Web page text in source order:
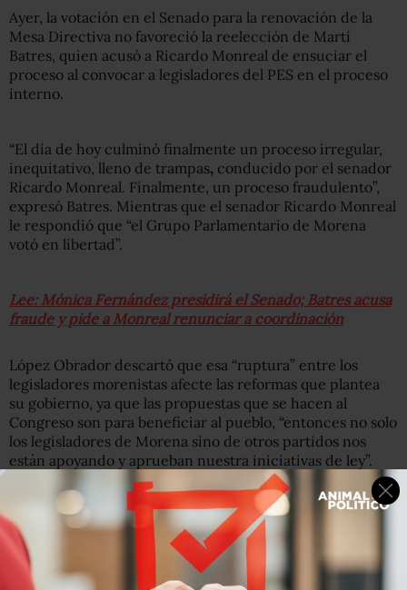
Ayer, la votación en el Senado para la renovación de la
Mesa Directiva no favoreció la reelección de Martí
Batres, quien acusó a Ricardo Monreal de ensuciar el
proceso al convocar a legisladores del PES en el proceso
interno.
“El día de hoy culminó finalmente un proceso irregular,
inequitativo, lleno de trampas, conducido por el senador
Ricardo Monreal. Finalmente, un proceso fraudulento”,
expresó Batres. Mientras que el senador Ricardo Monreal
le respondió que “el Grupo Parlamentario de Morena
votó en libertad”.
Lee: Mónica Fernández presidirá el Senado; Batres acusa
fraude y pide a Monreal renunciar a coordinación
López Obrador descartó que esa “ruptura” entre los
legisladores morenistas afecte las reformas que plantea
su gobierno, ya que las propuestas que se hacen al
Congreso son para beneficiar al pueblo, “entonces no solo
los legisladores de Morena sino de otros partidos nos
están apoyando y aprueban nuestra iniciativas de ley”.